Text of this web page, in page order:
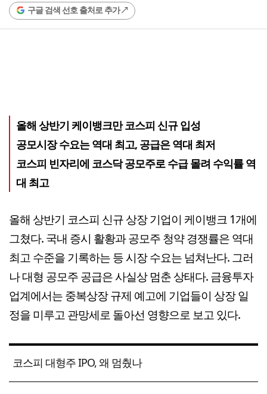
구글 검색 선호 출처로 추가
올해 상반기 케이뱅크만 코스피 신규 입성
공모시장 수요는 역대 최고, 공급은 역대 최저
코스피 빈자리에 코스닥 공모주로 수급 몰려 수익률 역
대 최고
올해 상반기 코스피 신규 상장 기업이 케이뱅크 1개에
그쳤다. 국내 증시 활황과 공모주 청약 경쟁률은 역대
최고 수준을 기록하는 등 시장 수요는 넘쳐난다. 그러
나 대형 공모주 공급은 사실상 멈춘 상태다. 금융투자
업계에서는 중복상장 규제 예고에 기업들이 상장 일
정을 미루고 관망세로 돌아선 영향으로 보고 있다.
코스피 대형주 IPO, 왜 멈췄나